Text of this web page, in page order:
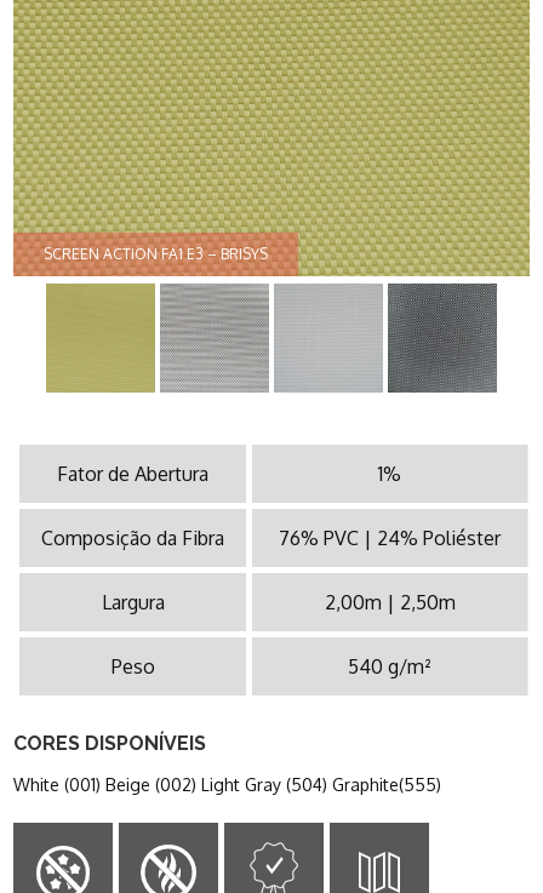
Fator de Abertura 1%
Composição da Fibra 76% PVC | 24% Poliéster
Largura 2,00m | 2,50m
Peso 540 g/m²
CORES DISPONÍVEIS
White (001) Beige (002) Light Gray (504) Graphite(555)